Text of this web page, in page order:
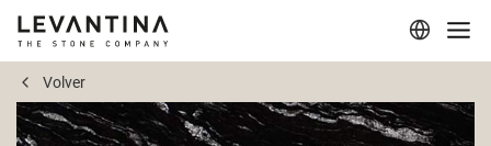
Corporativo
Materiales
Volver